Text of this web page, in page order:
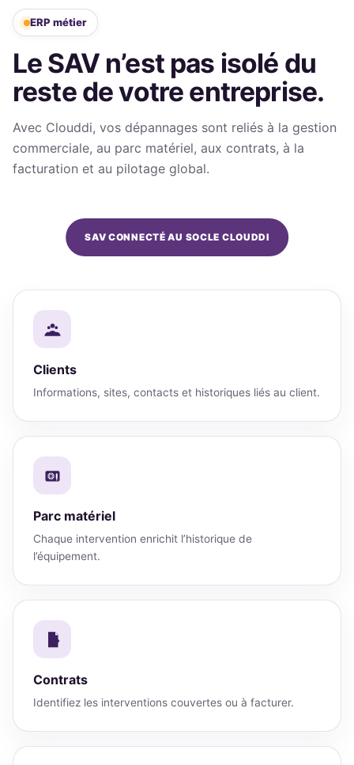
ERP métier
Le SAV n’est pas isolé du
reste de votre entreprise.
Avec Clouddi, vos dépannages sont reliés à la gestion
commerciale, au parc matériel, aux contrats, à la
facturation et au pilotage global.
Clients
Informations, sites, contacts et historiques liés au client.
Parc matériel
Chaque intervention enrichit l’historique de
l’équipement.
Contrats
Identifiez les interventions couvertes ou à facturer.